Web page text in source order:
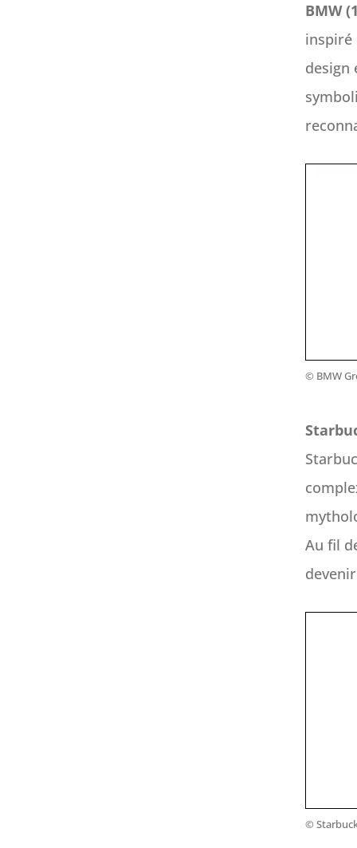
BMW
inspiré
design
© BMW
Au fil
©